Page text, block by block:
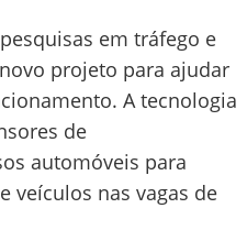
em tráfego e
projeto para ajudar
A tecnologia
de
automóveis para
veículos nas vagas de